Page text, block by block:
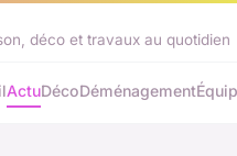
déco et travaux au quotidien
ActuDécoDéménagement